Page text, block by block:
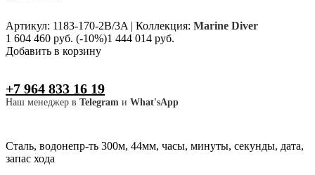
Артикул: 1183-170-2B/3A | Коллекция: Marine Diver
1 604 460 руб. (-10%)1 444 014 руб.
Добавить в корзину
+7 964 833 16 19
Наш менеджер в Telegram и What'sApp
Сталь, водонепр-ть 300м, 44мм, часы, минуты, секунды, дата,
запас хода